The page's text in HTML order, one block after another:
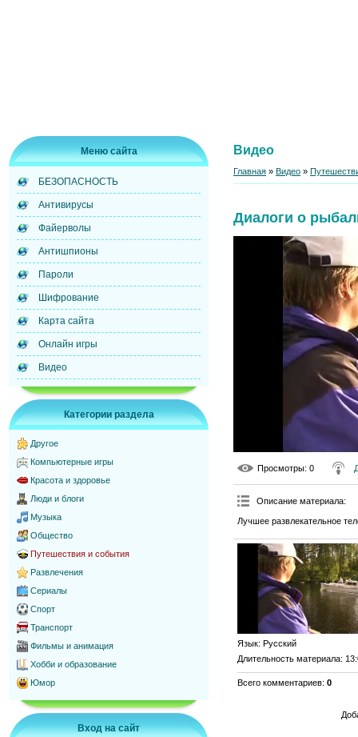
Меню сайта
БЕЗОПАСНОСТЬ
Антивирусы
Файерволы
Антишпионы
Пароли
Шифрование
Карта сайта
Онлайн игры
Видео
Категории раздела
Другое
Компьютерные игры
Красота и здоровье
Люди и блоги
Музыка
Общество
Путешествия и события
Развлечения
Сериалы
Спорт
Транспорт
Фильмы и анимация
Хобби и образование
Юмор
Вход на сайт
Видео
Главная » Видео »
Диалоги о
Просмотры: 0
Описание материала:
Лучшее развлекательное
Язык: Русский
Длительность материала:
Всего комментариев: 0